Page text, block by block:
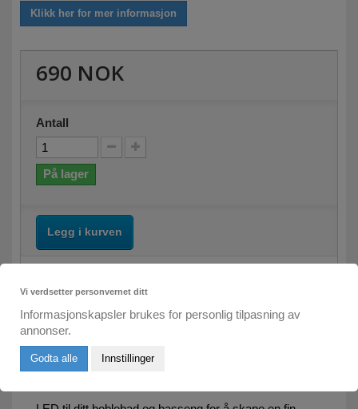
Klikk her for mer informasjon
690 NOK
Antall
På lager
Legg i kurven
MER INFORMASJON
Vi verdsetter personvernet ditt
Informasjonskapsler brukes for personlig tilpasning av
annonser.
Godta alle Innstillinger